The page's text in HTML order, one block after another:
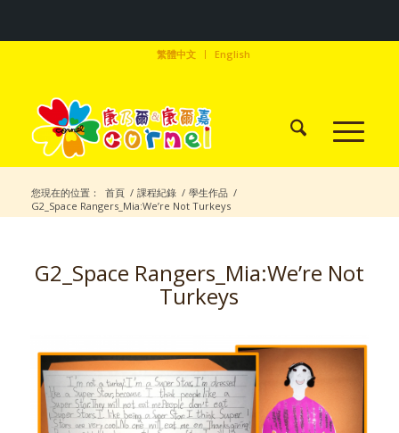
繁體中文 English
您現在的位置： 首頁 / 課程紀錄 / 學生作品 /
G2_Space Rangers_Mia:We’re Not Turkeys
G2_Space Rangers_Mia:We’re Not
Turkeys